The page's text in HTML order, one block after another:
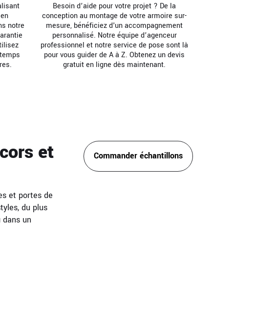
notre
Besoin d’aide pour votre projet ? De la
conception au montage de votre armoire sur-
mesure, bénéficiez d'un accompagnement
personnalisé. Notre équipe d’agenceur
professionnel et notre service de pose sont là
pour vous guider de A à Z. Obtenez un devis
gratuit en ligne dès maintenant.
et
et portes de
du plus
un
Commander échantillons